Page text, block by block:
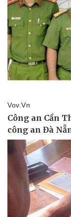
Văn hóa
Sân khấu - Điện ảnh
Văn học
Âm nhạc
Di sản